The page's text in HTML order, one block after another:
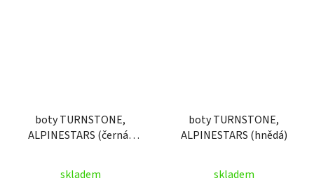
boty TURNSTONE,
ALPINESTARS (černá/
skladem
boty TURNSTONE,
ALPINESTARS (hnědá)
skladem